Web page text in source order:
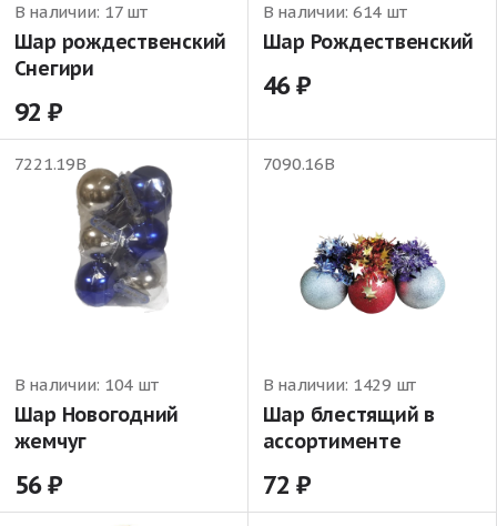
В наличии: 17 шт
Шар рождественский
Снегири
92
В наличии: 614 шт
Шар Рождественский
46
7221.19В
В наличии: 104 шт
Шар Новогодний
жемчуг
56
7090.16В
В наличии: 1429 шт
Шар блестящий в
ассортименте
72